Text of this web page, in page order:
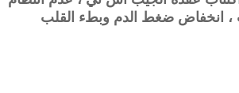
، انخفاض ضغط الدم وبطء القلب